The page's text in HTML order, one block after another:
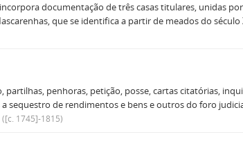
documentação de três casas titulares, unidas
que se identifica a partir de meados do século
partilhas, penhoras, petição, posse, cartas citatórias,
sequestro de rendimentos e bens e outros do foro
1745]-1815)